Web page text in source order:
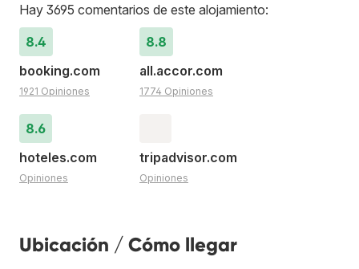
Hay 3695 comentarios de este alojamiento:
8.4
booking.com
1921 Opiniones
8.8
all.accor.com
1774 Opiniones
8.6
hoteles.com
Opiniones
tripadvisor.com
Opiniones
Ubicación / Cómo llegar